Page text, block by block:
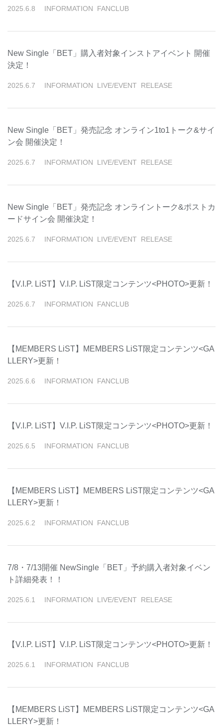
2025 6 8 INFORMATION FANCLUB
New Single「BET」購入者対象インストアイベント 開催
決定！
2025 6 7 INFORMATION LIVE/EVENT RELEASE
New Single「BET」発売記念 オンライン1to1トーク&サイ
ン会 開催決定！
2025 6 7 INFORMATION LIVE/EVENT RELEASE
New Single「BET」発売記念 オンライントーク&ポストカ
ードサイン会 開催決定！
2025 6 7 INFORMATION LIVE/EVENT RELEASE
【V.I.P. LiST】V.I.P. LiST限定コンテンツ<PHOTO>更新！
2025 6 7 INFORMATION FANCLUB
【MEMBERS LiST】MEMBERS LiST限定コンテンツ<GA
LLERY>更新！
2025 6 6 INFORMATION FANCLUB
【V.I.P. LiST】V.I.P. LiST限定コンテンツ<PHOTO>更新！
2025 6 5 INFORMATION FANCLUB
【MEMBERS LiST】MEMBERS LiST限定コンテンツ<GA
LLERY>更新！
2025 6 2 INFORMATION FANCLUB
7/8・7/13開催 NewSingle「BET」予約購入者対象イベン
ト詳細発表！！
2025 6 1 INFORMATION LIVE/EVENT RELEASE
【V.I.P. LiST】V.I.P. LiST限定コンテンツ<PHOTO>更新！
2025 6 1 INFORMATION FANCLUB
【MEMBERS LiST】MEMBERS LiST限定コンテンツ<GA
LLERY>更新！